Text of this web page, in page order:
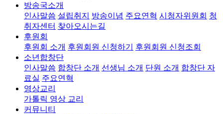
방송국소개
인사말씀 설립취지 방송이념 주요연혁 시청자위원회 청
취자센터 찾아오시는길
후원회
후원회 소개 후원회원 신청하기
후원회원 신청조회
소년합창단
인사말씀 합창단 소개 선생님 소개 단원 소개 합창단 자
료실 주요연혁
영상교리
가톨릭 영상 교리
커뮤니티